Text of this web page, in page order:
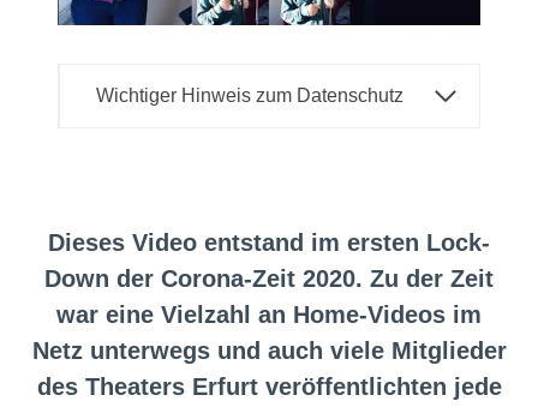
Wichtiger Hinweis zum Datenschutz
Dieses Video entstand im ersten Lock-
Down der Corona-Zeit 2020. Zu der Zeit
war eine Vielzahl an Home-Videos im
Netz unterwegs und auch viele Mitglieder
des Theaters Erfurt veröffentlichten jede